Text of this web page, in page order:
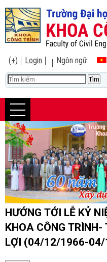
(+) Login Ngôn ngữ:
HƯỚNG TỚI LỄ KỶ
KHOA CÔNG
LỢI (04/12/1966-